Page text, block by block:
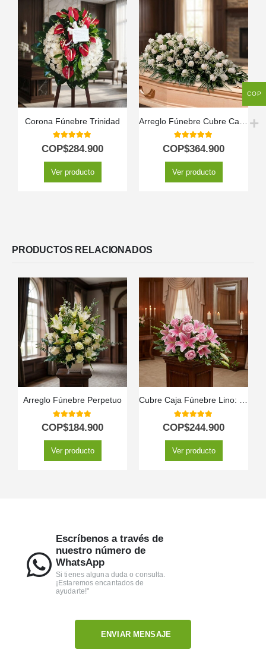
Corona Fúnebre Trinidad
5.00out of 5
COP$284.900
Ver producto
5.00out of 5
COP$364.900
Ver producto
PRODUCTOS RELACIONADOS
Arreglo Fúnebre Perpetuo
5.00out of 5
COP$184.900
Ver producto
Cubre Caja Fúnebre Lino: Un Homenaje de Paz y Respeto 🕊️
5.00out of 5
COP$244.900
Ver producto
Escríbenos a través de
nuestro número de
WhatsApp
Si tienes alguna duda o consulta.
¡Estaremos encantados de
ayudarte!"
ENVIAR MENSAJE
COP